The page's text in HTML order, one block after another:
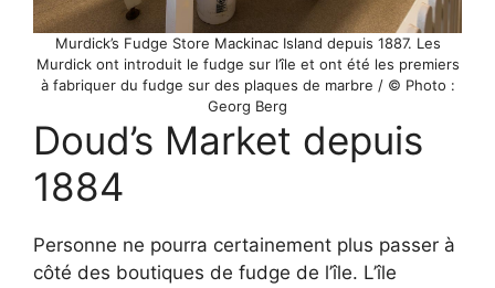
Murdick’s Fudge Store Mackinac Island depuis 1887. Les
Murdick ont introduit le fudge sur l’île et ont été les premiers
à fabriquer du fudge sur des plaques de marbre / © Photo :
Georg Berg
Doud’s Market depuis
1884
Personne ne pourra certainement plus passer à
côté des boutiques de fudge de l’île. L’île